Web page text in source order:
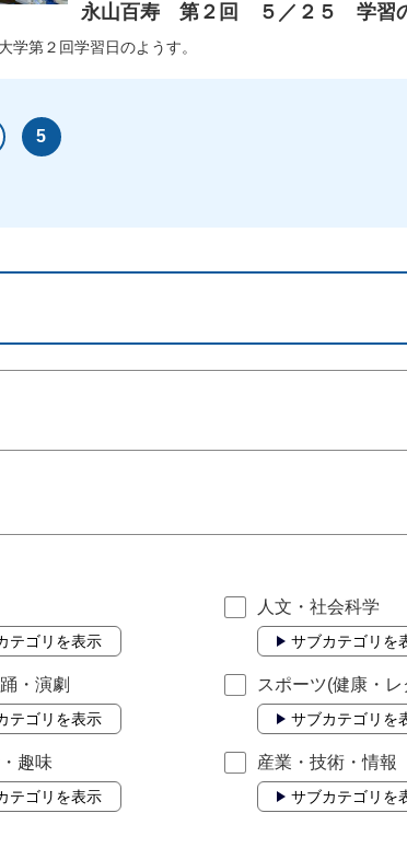
永山百寿 第２回 ５／２５ 学習
学第２回学習日のようす。
5
テゴリを表示
人文・社会科学
サブカテゴリを
・演劇
テゴリを表示
スポーツ(健康・
サブカテゴリを
趣味
テゴリを表示
産業・技術・情報
サブカテゴリを